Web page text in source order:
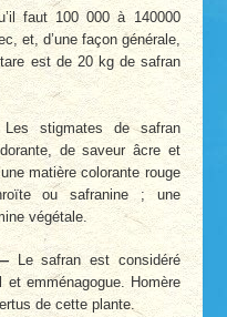
faut 100 000 à 140000
et, d’une façon générale,
est de 20 kg de safran
stigmates de safran
de saveur âcre et
matière colorante rouge
ou safranine ; une
végétale.
Le safran est considéré
emménagogue. Homère
de cette plante.